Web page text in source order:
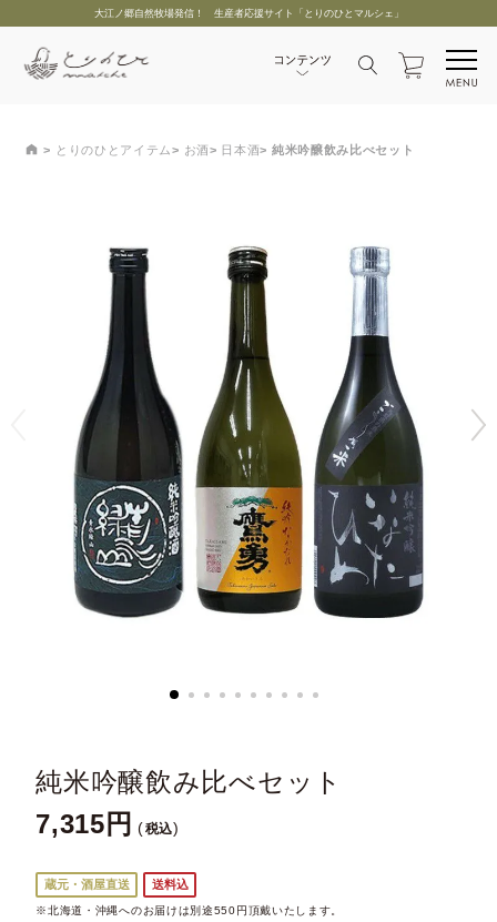
大江ノ郷自然牧場発信！ 生産者応援サイト「とりのひとマルシェ」
とりのひとアイテム お酒 日本酒 純米吟醸飲み比べセット
純米吟醸飲み比べセット
7,315 税込
蔵元・酒屋直送 送料込
※北海道・沖縄へのお届けは別途550円頂戴いたします。